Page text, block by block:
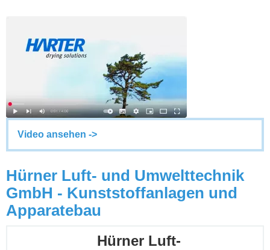
Video ansehen ->
Hürner Luft- und Umwelttechnik
GmbH - Kunststoffanlagen und
Apparatebau
Hürner Luft-